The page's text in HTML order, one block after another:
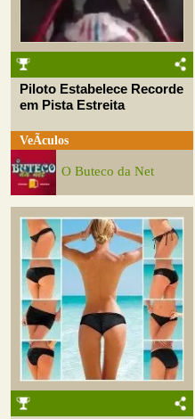
Piloto Estabelece Recorde
em Pista Estreita
VeÃ­culos
O Buteco da Net